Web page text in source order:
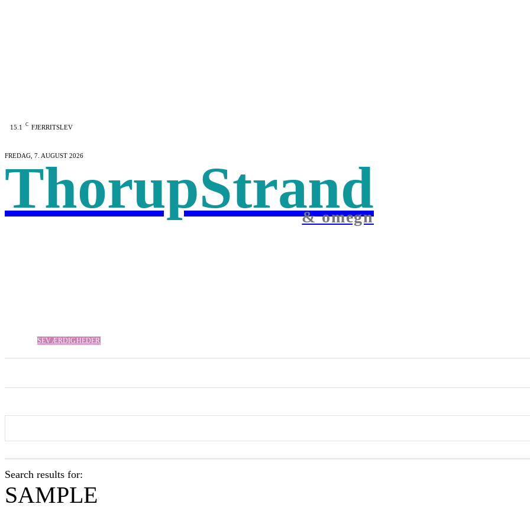
15.1 C FJERRITSLEV
FREDAG, 7. AUGUST 2026
ThorupStrand
& omegn
SEVÆRDIGHEDER
Search results for:
SAMPLE